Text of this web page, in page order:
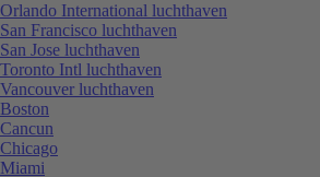
Orlando International luchthaven
San Francisco luchthaven
San Jose luchthaven
Toronto Intl luchthaven
Vancouver luchthaven
Boston
Cancun
Chicago
Miami